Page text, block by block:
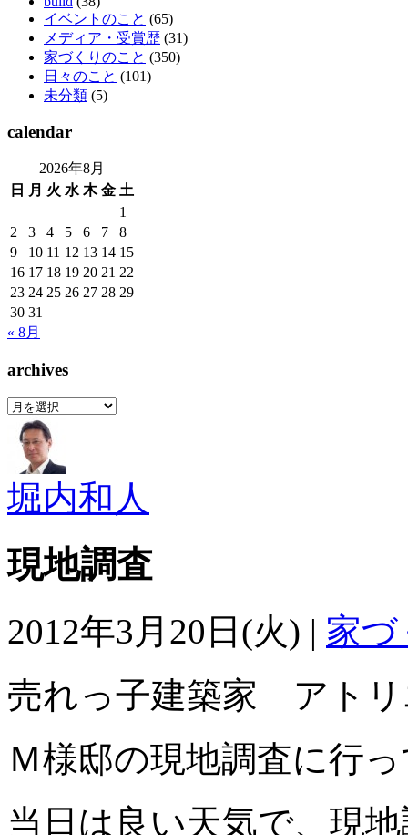
イベントのこと (65)
メディア・受賞歴 (31)
家づくりのこと (350)
日々のこと (101)
未分類 (5)
calendar
2026年8月
日
月 火 水 木 金 土
1
2
3 4 5 6 7
8
9
10 11 12 13 14 15
16 17 18 19 20 21 22
23 24 25 26 27 28 29
30 31
« 8月
archives
archives
堀内和人
現地調査
2012年3月20日(火) | 家
売れっ子建築家 アトリ
Ｍ様邸の現地調査に行
当日は良い天気で、現